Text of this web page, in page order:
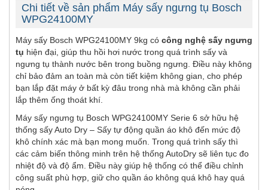
Chi tiết về sản phẩm Máy sấy ngưng tụ Bosch
WPG24100MY
Máy sấy Bosch WPG24100MY 9kg có công nghệ sấy ngưng
tụ hiện đại, giúp thu hồi hơi nước trong quá trình sấy và
ngưng tụ thành nước bên trong buồng ngưng. Điều này không
chỉ bảo đảm an toàn mà còn tiết kiệm không gian, cho phép
bạn lắp đặt máy ở bất kỳ đâu trong nhà mà không cần phải
lắp thêm ống thoát khí.
Máy sấy ngưng tụ Bosch WPG24100MY Serie 6 sở hữu hệ
thống sấy Auto Dry – Sấy tự động quần áo khô đến mức độ
khô chính xác mà bạn mong muốn. Trong quá trình sấy thì
các cảm biến thông minh trên hệ thống AutoDry sẽ liên tục đo
nhiệt độ và độ ẩm. Điều này giúp hệ thống có thể điều chỉnh
công suất phù hợp, giữ cho quần áo không quá khô hay quá